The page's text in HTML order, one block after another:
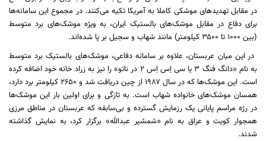
در مقابل تهدید‌های موشکی کاملا به آمریکا تکیه می‌کنند. در مجموع این سامانه‌ها
برای دفاع در مقابل موشک‌های بالستیک ایران، به ویژه موشک‌های برد متوسط
(بین ۱۰۰۰ تا ۳۵۰۰ کیلومتر) مانند شهاب و سجیل بر پا شده‌اند.
در این میان عربستان، علاوه بر سامانه دفاعی، موشک‌های بالستیک برد متوسط
به نام «دانگ فنگ ۳ یا سی اِس اِس ۲ در ناتو» را نیز به زراد خانه خود اضافه کرده
است. این موشک‌ها که در سال ۱۹۸۷ از چین دریافت شد و ۲۶۵۰ کیلومتر برد دارد،
همسان موشک‌های خانواده شهاب است. به تازگی و برای اولین بار این موشک‌ها
در رژه مراسم پایانی یک رزمایش گسترده و بی‌سابقه‌ که عربستان در مناطق مرزی
همجوار کویت و عراق به نام «شمشیر عبدالله» برگزار کرد، به نمایش گذاشته
شدند.